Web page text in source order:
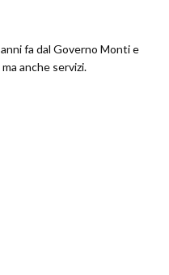
fa dal Governo Monti e
anche servizi.